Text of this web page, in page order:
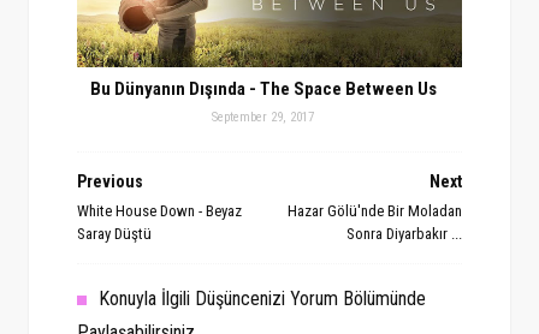
Bu Dünyanın Dışında - The Space Between Us
September 29, 2017
Next
Hazar Gölü'nde Bir Moladan
Sonra Diyarbakır ...
Previous
White House Down - Beyaz
Saray Düştü
Konuyla İlgili Düşüncenizi Yorum Bölümünde